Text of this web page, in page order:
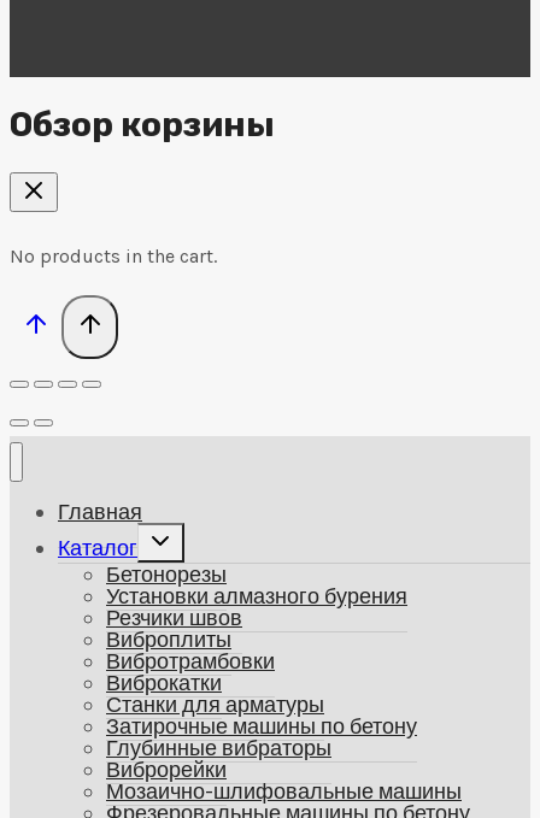
Обзор корзины
No products in the cart.
Главная
Каталог
Развернуть
дочернее
меню
Бетонорезы
Установки алмазного бурения
Резчики швов
Виброплиты
Вибротрамбовки
Виброкатки
Станки для арматуры
Затирочные машины по бетону
Глубинные вибраторы
Виброрейки
Мозаично-шлифовальные машины